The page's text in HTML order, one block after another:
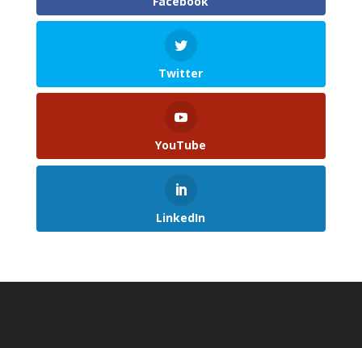
Twitter
YouTube
LinkedIn